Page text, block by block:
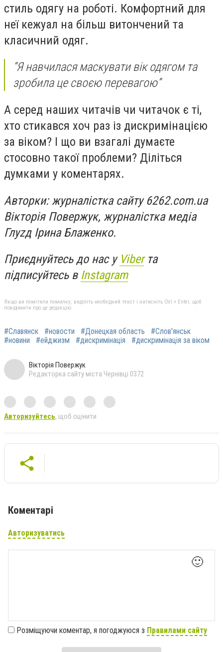
стиль одягу на роботі. Комфортний для
неї кежуал на більш витончений та
класичний одяг.
“Я навчилася маскувати вік одягом та
зробила це своєю перевагою”
А серед наших читачів чи читачок є ті,
хто стикався хоч раз із дискримінацією
за віком? І що ви взагалі думаєте
стосовно такої проблеми? Діліться
думками у коментарях.
Авторки: журналістка сайту 6262.com.ua
Вікторія Повержук, журналістка медіа
Глуzд Ірина Блаженко.
Приєднуйтесь до нас у Viberта
підписуйтесь в Instagram
Якщо ви помітили помилку, виділіть необхідний текст і натисніть Ctrl + Enter, щоб
повідомити про це редакцію
#Славянск #новости #Донецкая область
#Слов'янськ
#новини
#ейджизм #дискримінація #дискримінація за віком
Вікторія Повержук
Редакторка сайту міста Чернівці 0372
Авторизуйтесь, щоб оцінити
Коментарі
Авторизуватись
🙂
Розміщуючи коментар, я погоджуюся з Правилами сайту